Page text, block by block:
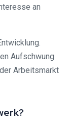
an
Aufschwung
Arbeitsmarkt